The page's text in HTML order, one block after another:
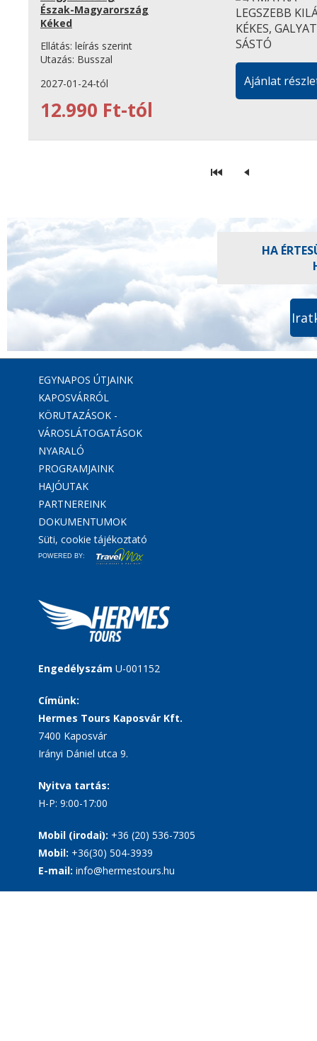
Észak-Magyarország
Kéked
Ellátás: leírás szerint
Utazás: Busszal
2027-01-24-tól
12.990 Ft-tól
Ajánlat
HA
EGYNAPOS ÚTJAINK
KAPOSVÁRRÓL
KÖRUTAZÁSOK -
VÁROSLÁTOGATÁSOK
NYARALÓ
PROGRAMJAINK
HAJÓUTAK
PARTNEREINK
DOKUMENTUMOK
Süti, cookie tájékoztató
POWERED BY:
Engedélyszám U-001152
Címünk:
Hermes Tours Kaposvár Kft.
7400 Kaposvár
Irányi Dániel utca 9.
Nyitva tartás:
H-P: 9:00-17:00
Mobil (irodai): +36 (20) 536-7305
Mobil: +36(30) 504-3939
E-mail: info@hermestours.hu